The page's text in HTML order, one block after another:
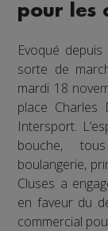
pour les
Evoqué
sorte de
mardi 18
place Charles
Intersport.
bouche,
boulangerie,
Cluses a
en faveur du
commercial